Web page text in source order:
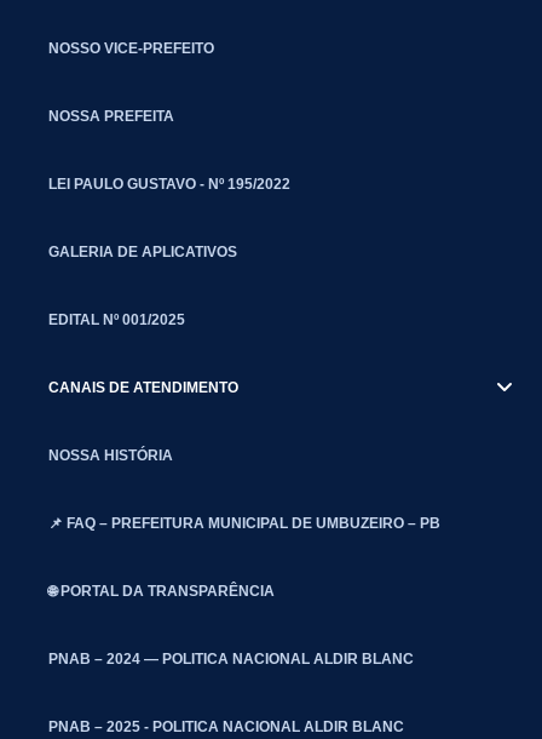
NOSSO VICE-PREFEITO
NOSSA PREFEITA
LEI PAULO GUSTAVO - Nº 195/2022
GALERIA DE APLICATIVOS
EDITAL Nº 001/2025
CANAIS DE ATENDIMENTO
NOSSA HISTÓRIA
📌 FAQ – PREFEITURA MUNICIPAL DE UMBUZEIRO – PB
🌐 PORTAL DA TRANSPARÊNCIA
PNAB – 2024 — POLITICA NACIONAL ALDIR BLANC
PNAB – 2025 - POLITICA NACIONAL ALDIR BLANC